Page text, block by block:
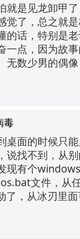
就是见龙卸甲
觉了，总之就
的话，特别是
一点，因为故
无数少男的偶
毒
桌面的时候只
找不到，从
现有个
文件，从
，从冰刃里